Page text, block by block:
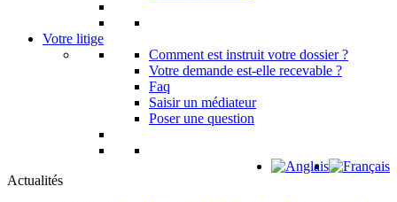
Votre litige
Comment est instruit votre dossier ?
Votre demande est-elle recevable ?
Faq
Saisir un médiateur
Poser une question
Actualités